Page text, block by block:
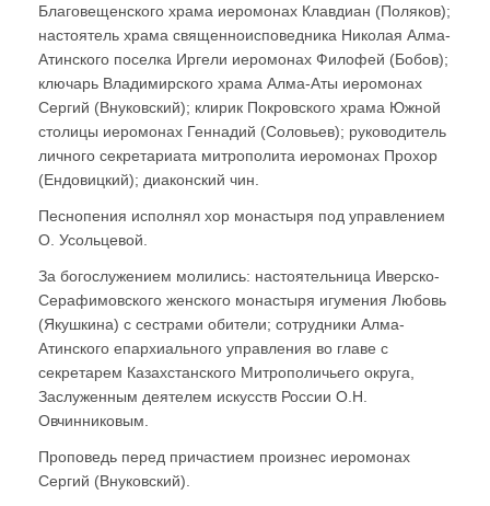
Благовещенского храма иеромонах Клавдиан (Поляков);
настоятель храма священноисповедника Николая Алма-
Атинского поселка Иргели иеромонах Филофей (Бобов);
ключарь Владимирского храма Алма-Аты иеромонах
Сергий (Внуковский); клирик Покровского храма Южной
столицы иеромонах Геннадий (Соловьев); руководитель
личного секретариата митрополита иеромонах Прохор
(Ендовицкий); диаконский чин.
Песнопения исполнял хор монастыря под управлением
О. Усольцевой.
За богослужением молились: настоятельница Иверско-
Серафимовского женского монастыря игумения Любовь
(Якушкина) с сестрами обители; сотрудники Алма-
Атинского епархиального управления во главе с
секретарем Казахстанского Митрополичьего округа,
Заслуженным деятелем искусств России О.Н.
Овчинниковым.
Проповедь перед причастием произнес иеромонах
Сергий (Внуковский).